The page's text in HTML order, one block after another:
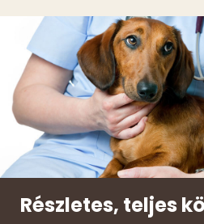
Részletes, teljes